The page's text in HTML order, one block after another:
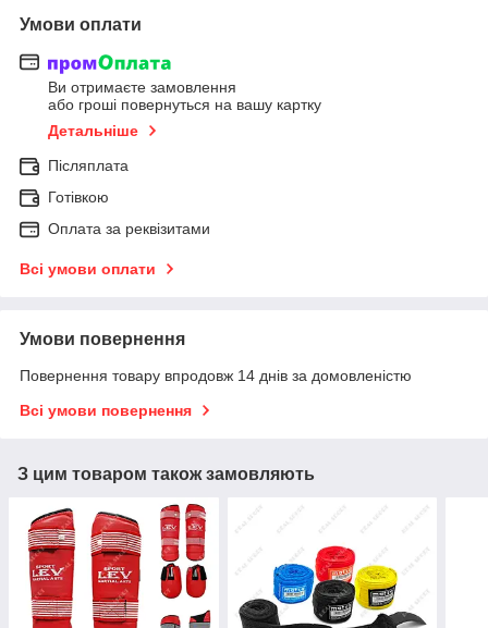
Умови оплати
Ви отримаєте замовлення
або гроші повернуться на вашу картку
Детальніше
Післяплата
Готівкою
Оплата за реквізитами
Всі умови оплати
Умови повернення
Повернення товару впродовж 14 днів за домовленістю
Всі умови повернення
З цим товаром також замовляють